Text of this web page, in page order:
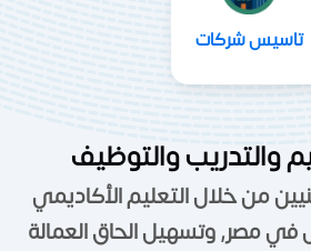
تاسيس شركات
والتدريب والتوظيف
من خلال التعليم الأكاديمي
في مصر, وتسهيل الحاق العمالة